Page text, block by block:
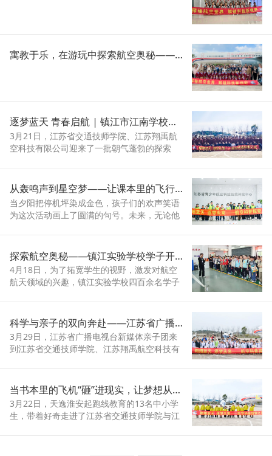
寓教于乐，在游玩中探索航空奥秘——江苏航博园5月活动集锦
逐梦蓝天 青春启航 | 镇江市江南学校初中学子的航空探秘之旅
3月21日，江苏省交通技师学院、江苏翔禹航
空科技有限公司迎来了一批朝气蓬勃的探索
从轰鸣声到星空梦——让课本里的飞行原理变成手可触摸的体验
当夕阳把停机坪染成金色，孩子们的欢声笑语
为这次活动画上了圆满的句号。未来，无论他
探索航空奥秘——镇江实验学校学子开启航博园研学之旅
4月18日，为了拓宽学生的视野，激发对航空
航天领域的兴趣，镇江实验学校四百余名学子
科学与亲子的双向奔赴——江苏省广播电视台亲子航空研学活动圆满落幕
3月29日，江苏省广播电视台新媒体亲子团来
到江苏省交通技师学院、江苏翔禹航空科技有
当书本里的飞机“砸”进现实，让梦想从云端启航
3月22日，天逸淮安起跑线教育的13名中小学
生，带着好奇走进了江苏省交通技师学院与江